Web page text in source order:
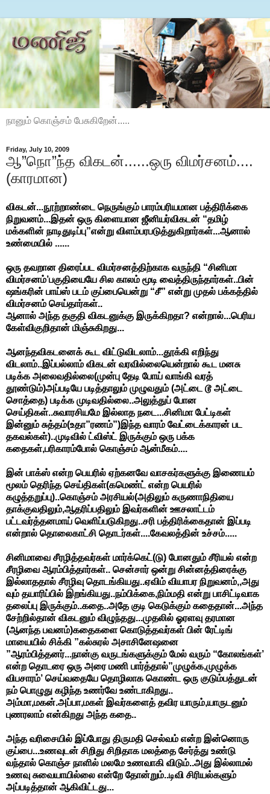
நானும் கொஞ்சம் பேசுகிறேன்.....
Friday, July 10, 2009
ஆ”நொ”ந்த விகடன்......ஒரு விமர்சனம்....
(காரமான)
விகடன்...நூற்றாண்டை நெருங்கும் பாரம்பரியமான பத்திரிக்கை
நிறுவனம்...இதன் ஒரு கிளையான ஜீனியர்விகடன் “தமிழ்
மக்களின் நாடிதுடிப்பு”என்று விளம்பரபடுத்துகிறார்கள்...ஆனால்
உண்மையில் ......
ஒரு தவறான திரைப்பட விமர்சனத்திற்காக வருந்தி “சினிமா
விமர்சனம்’பகுதியையே சில காலம் மூடி வைத்திருந்தார்கள்..பின்
ஷங்கரின் பாய்ஸ் படம் குப்பையென்று “சீ” என்று முதல் பக்கத்தில்
விமர்சனம் செய்தார்கள்..
ஆனால் அந்த தகுதி விகடனுக்கு இருக்கிறதா? என்றால்...பெரிய
கேள்விகுறிதான் மிஞ்சுகிறது...
ஆனந்தவிகடனைக் கூட விட்டுவிடலாம்...தூக்கி எறிந்து
விடலாம்..இப்பல்லாம் விகடன் வரவில்லையென்றால் கூட மனசு
படிக்க அலைவதில்லை(முன்பு தேடி போய் வாங்கி வரத்
தூண்டும்)அப்படியே படித்தாலும் முழுவதும் (அட்டை டூ அட்டை
சொத்தை) படிக்க முடிவதில்லை..அலுத்துப் போன
செய்திகள்..சுவாரசியமே இல்லாத நடை...சினிமா பேட்டிகள்
இன்னும் சுத்தம்(உதா”ரணம்”)இந்த வாரம் வேட்டைக்காரன் பட
தகவல்கள்)..முடிவில் ட்விஸ்ட் இருக்கும் ஒரு பக்க
கதைகள்,பரிகாரம்போல் கொஞ்சம் ஆன்மீகம்....
இன் பாக்ஸ் என்ற பெயரில் ஏற்கனவே வாசகர்களுக்கு இணையம்
மூலம் தெரிந்த செய்திகள்(கமெண்ட் என்ற பெயரில்
கழுத்தறுப்பு)..கொஞ்சம் அரசியல்(அதிலும் கருணாநிதியை
தாக்குவதிலும்,ஆதரிப்பதிலும் இவர்களின் ஊசலாட்டம்
பட்டவர்த்தனமாய் வெளிப்படுகிறது..சரி பத்திரிக்கைதான் இப்படி
என்றால் தொலைகாட்சி தொடர்கள்....கேவலத்தின் உச்சம்.....
சினிமாவை சீரழித்தவர்கள் மார்க்கெட்(டு) போனதும் சீரியல் என்ற
சீரழிவை ஆரம்பித்தார்கள்.. சென்சார் ஒன்று சின்னத்திரைக்கு
இல்லாததால் சீரழிவு தொடங்கியது..ஏவிம் வியாபர நிறுவனம்,,அது
வும் தயாரிப்பில் இறங்கியது..நம்பிக்கை,நிம்மதி என்று பாசிட்டிவாக
தலைப்பு இருக்கும்..கதை..அதே குடி கெடுக்கும் கதைதான்...அந்த
சேற்றில்தான் விகடனும் விழுந்தது...முதலில் ஓரளவு தரமான
(ஆனந்த பவனம்)கதைகளை கொடுத்தவர்கள் பின் ரேட்டிங்
மாயையில் சிக்கி ”கல்சுரல் அசாசினேஷனை
”ஆரம்பித்தனர்...நான்கு வருடங்களுக்கும் மேல் வரும் “கோலங்கள்’
என்ற தொடரை ஒரு அரை மணி பார்த்தால்”முழுக்க,முழுக்க
விபசாரம்’ செய்வதையே தொழிலாக கொண்ட ஒரு குடும்பத்துடன்
நம் பொழுது கழிந்த உணர்வே உண்டாகிறது..
அம்மா,மகன்.அப்பா,மகள் இவர்களைத் தவிர யாரும்,யாருடனும்
புணரலாம் என்கிறது அந்த கதை..
அந்த வரிசையில் இப்போது திருமதி செல்வம் என்ற இன்னொரு
குப்பை...உணவுடன் சிறிது சிறிதாக மலத்தை சேர்த்து உண்டு
வந்தால் கொஞ்ச நாளில் மலமே உணவாகி விடும்..அது இல்லாமல்
உணவு சுவையாயில்லை என்றே தோன்றும்..டிவி சிரியல்களும்
அப்படித்தான் ஆகிவிட்டது...